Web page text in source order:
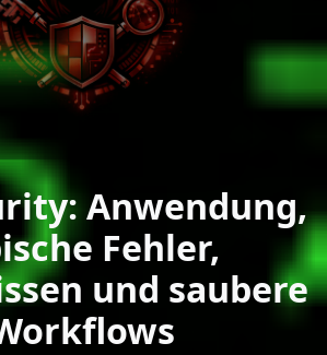
Anwendung,
Fehler,
und saubere